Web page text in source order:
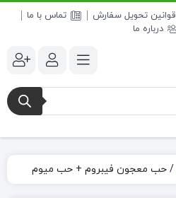
قوانین تحویل سفارش
تماس با ما
درباره ما
/ حب معجون فیبروم + حب میوم